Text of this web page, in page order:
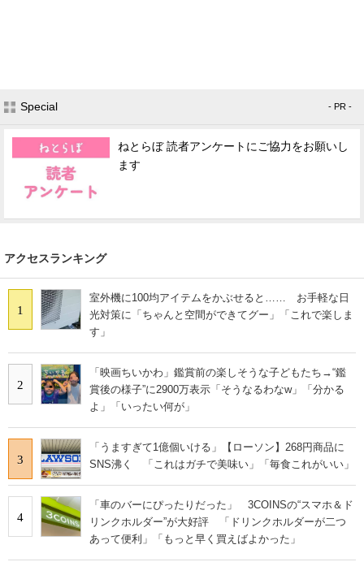
Special - PR -
ねとらぼ 読者アンケートにご協力をお願いし
ます
アクセスランキング
1
室外機に100均アイテムをかぶせると…… お手軽な日
光対策に「ちゃんと空間ができてグー」「これで楽しま
す」
2
「映画ちいかわ」鑑賞前の楽しそうな子どもたち→“鑑
賞後の様子”に2900万表示「そうなるわなw」「分かる
よ」「いったい何が」
3
「うますぎて1億個いける」【ローソン】268円商品に
SNS沸く 「これはガチで美味い」「毎食これがいい」
4
「車のバーにぴったりだった」 3COINSの“スマホ＆ド
リンクホルダー”が大好評 「ドリンクホルダーが二つ
あって便利」「もっと早く買えばよかった」